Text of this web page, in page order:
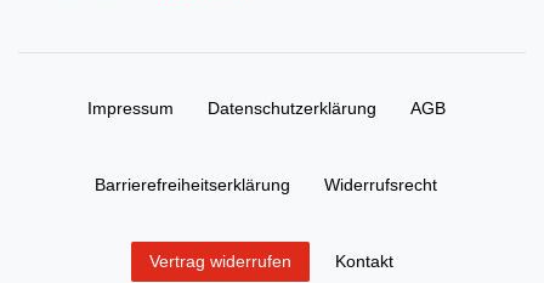
Impressum Daten­schutz­erklärung AGB
Barrierefreiheitserklärung Widerrufs­recht
Vertrag widerrufen Kontakt